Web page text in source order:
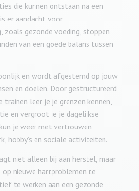
die kunnen ontstaan na een
er aandacht voor
zoals gezonde voeding, stoppen
van een goede balans tussen
en wordt afgestemd op jouw
en doelen. Door gestructureerd
trainen leer je je grenzen kennen,
en vergroot je je dagelijkse
je weer met vertrouwen
hobby’s en sociale activiteiten.
niet alleen bij aan herstel, maar
nieuwe hartproblemen te
te werken aan een gezonde